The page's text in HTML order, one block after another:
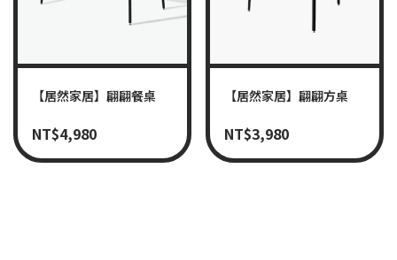
【居然家居】翩翩餐桌
NT$4,980
【居然家居】翩翩方桌
NT$3,980